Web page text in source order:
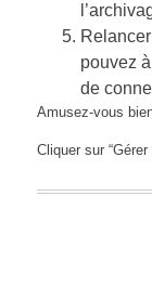
pouvez
de
Amusez-vous
Cliquer sur